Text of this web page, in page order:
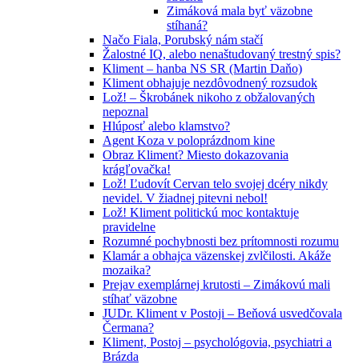
Zimáková mala byť väzobne
stíhaná?
Načo Fiala, Porubský nám stačí
Žalostné IQ, alebo nenaštudovaný trestný spis?
Kliment – hanba NS SR (Martin Daňo)
Kliment obhajuje nezdôvodnený rozsudok
Lož! – Škrobánek nikoho z obžalovaných
nepoznal
Hlúposť alebo klamstvo?
Agent Koza v poloprázdnom kine
Obraz Kliment? Miesto dokazovania
krágľovačka!
Lož! Ľudovít Cervan telo svojej dcéry nikdy
nevidel. V žiadnej pitevni nebol!
Lož! Kliment politickú moc kontaktuje
pravidelne
Rozumné pochybnosti bez prítomnosti rozumu
Klamár a obhajca väzenskej zvlčilosti. Akáže
mozaika?
Prejav exemplárnej krutosti – Zimákovú mali
stíhať väzobne
JUDr. Kliment v Postoji – Beňová usvedčovala
Čermana?
Kliment, Postoj – psychológovia, psychiatri a
Brázda